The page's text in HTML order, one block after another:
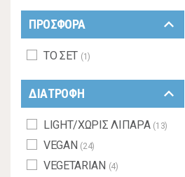
ΠΡΟΣΦΟΡΑ keyboard_arrow_down
ΤΟ ΣΕΤ (1)
ΔΙΑΤΡΟΦΗ keyboard_arrow_down
LIGHT/ΧΩΡΙΣ ΛΙΠΑΡΑ (13)
VEGAN (24)
VEGETARIAN (4)